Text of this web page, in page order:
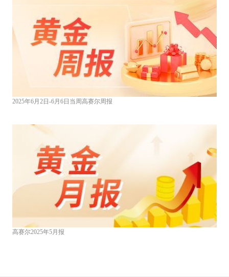
2025年6月2日-6月6日当周高赛尔周报
高赛尔2025年5月报